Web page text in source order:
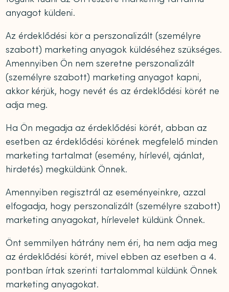
anyagot küldeni.
Az érdeklődési kör a perszonalizált (személyre
szabott) marketing anyagok küldéséhez szükséges.
Amennyiben Ön nem szeretne perszonalizált
(személyre szabott) marketing anyagot kapni,
akkor kérjük, hogy nevét és az érdeklődési körét ne
adja meg.
Ha Ön megadja az érdeklődési körét, abban az
esetben az érdeklődési körének megfelelő minden
marketing tartalmat (esemény, hírlevél, ajánlat,
hirdetés) megküldünk Önnek.
Amennyiben regisztrál az eseményeinkre, azzal
elfogadja, hogy perszonalizált (személyre szabott)
marketing anyagokat, hírlevelet küldünk Önnek.
Önt semmilyen hátrány nem éri, ha nem adja meg
az érdeklődési körét, mivel ebben az esetben a 4.
pontban írtak szerinti tartalommal küldünk Önnek
marketing anyagokat.